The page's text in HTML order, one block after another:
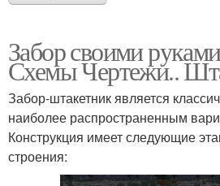
Забор своими
Схемы Чертежи..
Забор-штакетник является
наиболее распространенным
Конструкция имеет следующие
строения: